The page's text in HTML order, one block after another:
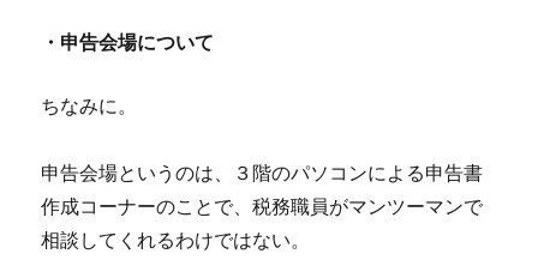
・申告会場について
ちなみに。
申告会場というのは、３階のパソコンによる申告書
作成コーナーのことで、税務職員がマンツーマンで
相談してくれるわけではない。